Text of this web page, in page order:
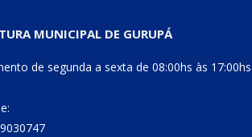
MUNICIPAL DE GURUPÁ
de segunda a sexta de 08:00hs às 17:00hs